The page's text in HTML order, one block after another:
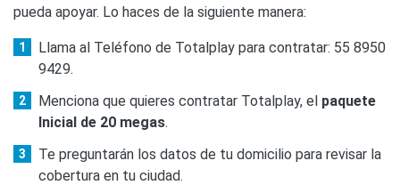
pueda apoyar. Lo haces de la siguiente manera:
Llama al Teléfono de Totalplay para contratar: 55 8950
9429.
Menciona que quieres contratar Totalplay, el paquete
Inicial de 20 megas.
Te preguntarán los datos de tu domicilio para revisar la
cobertura en tu ciudad.